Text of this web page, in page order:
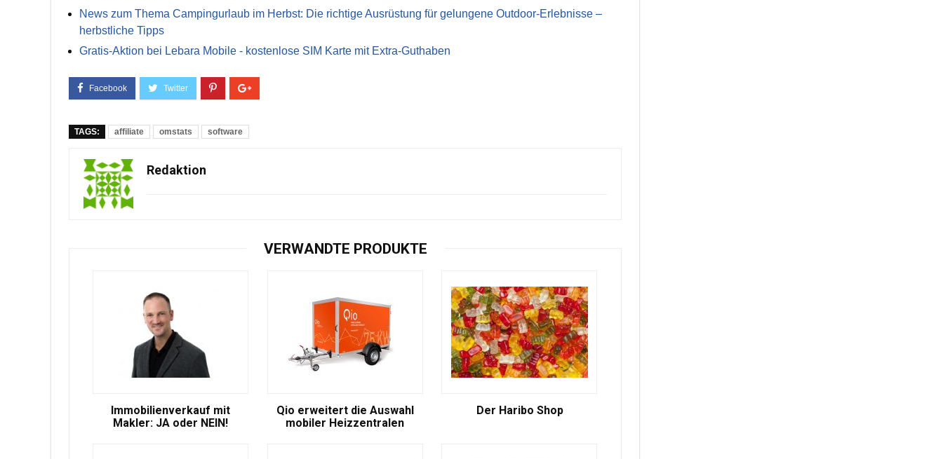
News zum Thema Campingurlaub im Herbst: Die richtige Ausrüstung für gelungene Outdoor-Erlebnisse –
herbstliche Tipps
Gratis-Aktion bei Lebara Mobile - kostenlose SIM Karte mit Extra-Guthaben
TAGS: affiliate omstats software
Redaktion
VERWANDTE PRODUKTE
Immobilienverkauf mit
Makler: JA oder NEIN!
Qio erweitert die Auswahl
mobiler Heizzentralen
Der Haribo Shop